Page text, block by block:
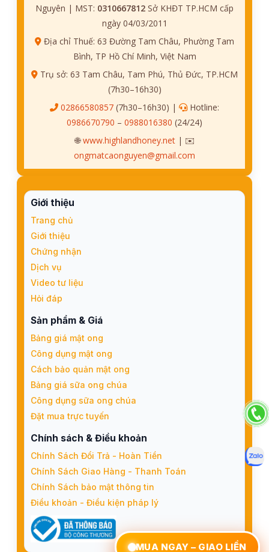
Nguyên | MST: 0310667812 Sở KHĐT TP.HCM cấp
ngày 04/03/2011
Địa chỉ Thuế: 63 Đường Tam Châu, Phường Tam
Bình, TP Hồ Chí Minh, Việt Nam
Trụ sở: 63 Tam Châu, Tam Phú, Thủ Đức, TP.HCM
(7h30–16h30)
02866580857 (7h30–16h30) |
Hotline:
0986670790 – 0988016380 (24/24)
🌐www.highlandhoney.net| ✉️
ongmatcaonguyen@gmail.com
Giới thiệu
Trang chủ
Giới thiệu
Chứng nhận
Dịch vụ
Video tư liệu
Hỏi đáp
Sản phẩm & Giá
Bảng giá mật ong
Công dụng mật ong
Cách bảo quản mật ong
Bảng giá sữa ong chúa
Công dụng sữa ong chúa
Đặt mua trực tuyến
Chính sách & Điều khoản
Chính Sách Đổi Trả - Hoàn Tiền
Chính Sách Giao Hàng - Thanh Toán
Chính Sách bảo mật thông tin
Điều khoản - Điều kiện pháp lý
MUA NGAY – GIAO LIỀN